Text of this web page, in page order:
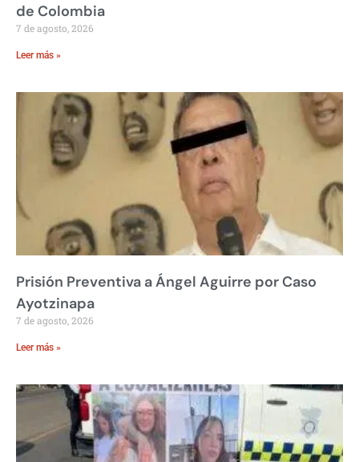
de Colombia
7 de agosto, 2026
Leer más »
Prisión Preventiva a Ángel Aguirre por Caso
Ayotzinapa
7 de agosto, 2026
Leer más »